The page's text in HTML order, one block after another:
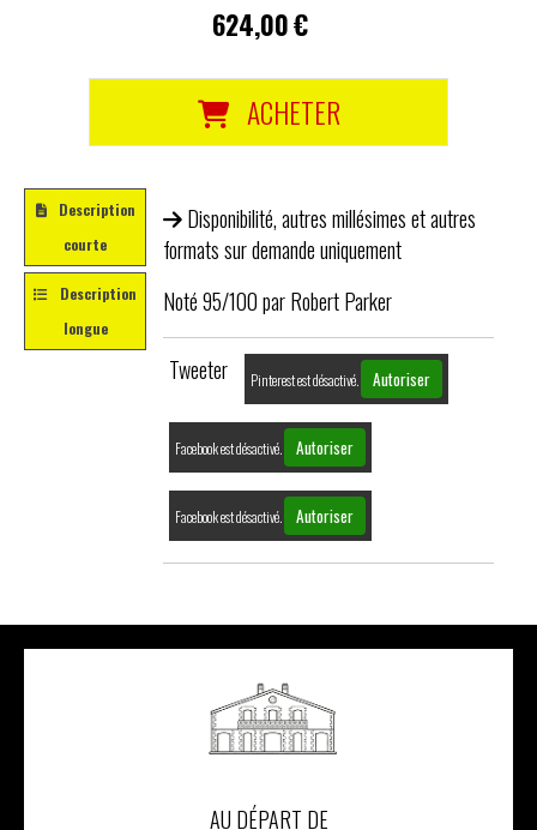
624,00€
ACHETER
Description
courte
Description
longue
Disponibilité, autres millésimes et autres
formats sur demande uniquement
Noté 95/100 par Robert Parker
Tweeter Pinterest est désactivé. Autoriser
Facebook est désactivé. Autoriser
Facebook est désactivé. Autoriser
AU DÉPART DE